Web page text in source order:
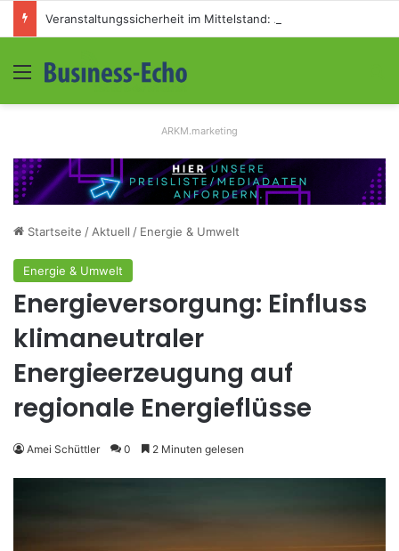
Menü
ARKM.marketing
Startseite / Aktuell / Energie & Umwelt
Energie & Umwelt
Energieversorgung: Einfluss
klimaneutraler
Energieerzeugung auf
regionale Energieflüsse
Amei Schüttler 0 2 Minuten gelesen